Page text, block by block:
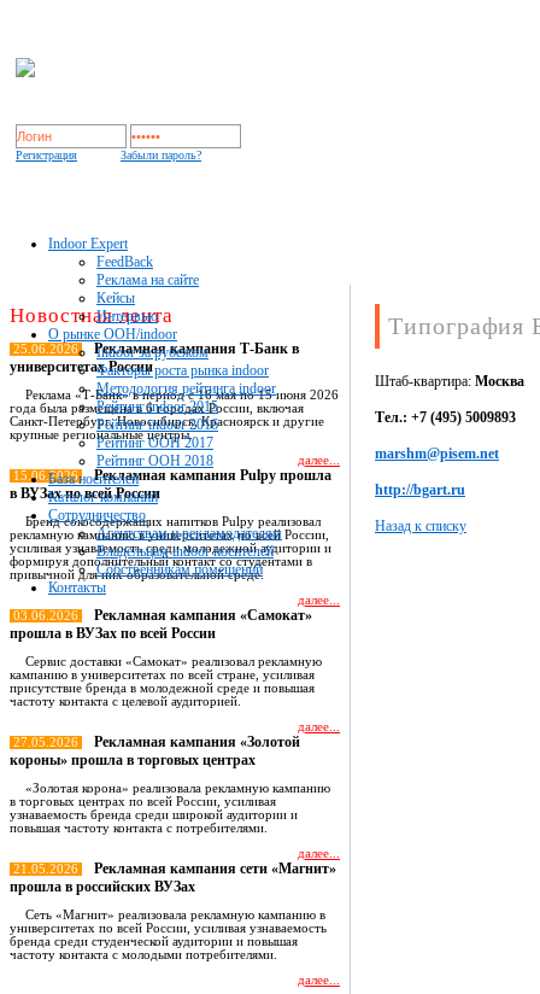
Регистрация Забыли пароль?
Indoor Expert
FeedBack
Реклама на сайте
Кейсы
Интервью
О рынке OOH/indoor
Indoor за рубежом
Факторы роста рынка indoor
Методология рейтинга indoor
Рейтинг indoor 2015
Рейтинг indoor 2016
Рейтинг OOH 2017
Рейтинг OOH 2018
База носителей
Каталог компаний
Сотрудничество
Агентствам и рекламодателям
Владельцам indoor носителей
Собственникам помещений
Контакты
Новостная лента
25.06.2026
Рекламная кампания Т-Банк в
университетах России
Реклама «Т-Банк» в период с 16 мая по 15 июня 2026
года была размещена в 6 городах России, включая
Санкт-Петербург, Новосибирск, Красноярск и другие
крупные региональные центры.
далее...
15.06.2026
Рекламная кампания Pulpy прошла
в ВУЗах по всей России
Бренд сокосодержащих напитков Pulpy реализовал
рекламную кампанию в университетах по всей России,
усиливая узнаваемость среди молодежной аудитории и
формируя дополнительный контакт со студентами в
привычной для них образовательной среде.
далее...
03.06.2026
Рекламная кампания «Самокат»
прошла в ВУЗах по всей России
Сервис доставки «Самокат» реализовал рекламную
кампанию в университетах по всей стране, усиливая
присутствие бренда в молодежной среде и повышая
частоту контакта с целевой аудиторией.
далее...
27.05.2026
Рекламная кампания «Золотой
короны» прошла в торговых центрах
«Золотая корона» реализовала рекламную кампанию
в торговых центрах по всей России, усиливая
узнаваемость бренда среди широкой аудитории и
повышая частоту контакта с потребителями.
далее...
21.05.2026
Рекламная кампания сети «Магнит»
прошла в российских ВУЗах
Сеть «Магнит» реализовала рекламную кампанию в
университетах по всей России, усиливая узнаваемость
бренда среди студенческой аудитории и повышая
частоту контакта с молодыми потребителями.
далее...
Типография
Штаб-квартира: Москва
Тел.: +7 (495) 5009893
marshm@pisem.net
http://bgart.ru
Назад к списку